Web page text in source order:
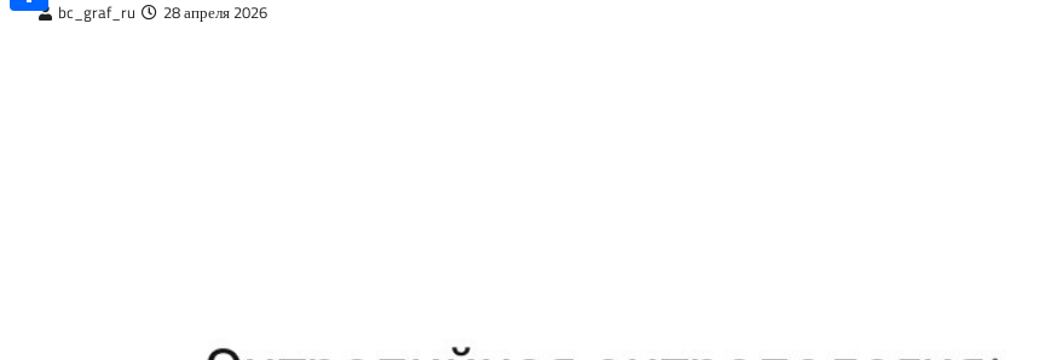
bc_graf_ru 28 апреля 2026
Отправить